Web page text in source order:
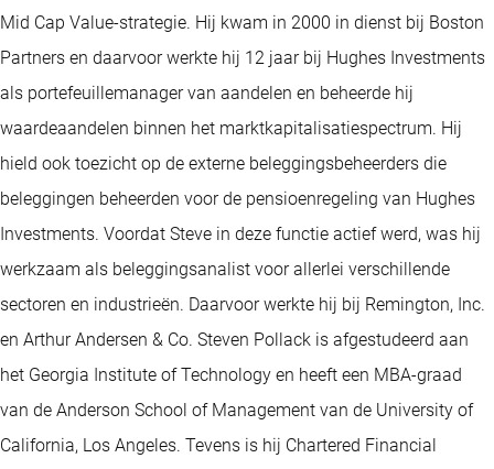
Mid Cap Value-strategie. Hij kwam in 2000 in dienst bij Boston
Partners en daarvoor werkte hij 12 jaar bij Hughes Investments
als portefeuillemanager van aandelen en beheerde hij
waardeaandelen binnen het marktkapitalisatiespectrum. Hij
hield ook toezicht op de externe beleggingsbeheerders die
beleggingen beheerden voor de pensioenregeling van Hughes
Investments. Voordat Steve in deze functie actief werd, was hij
werkzaam als beleggingsanalist voor allerlei verschillende
sectoren en industrieën. Daarvoor werkte hij bij Remington, Inc.
en Arthur Andersen & Co. Steven Pollack is afgestudeerd aan
het Georgia Institute of Technology en heeft een MBA-graad
van de Anderson School of Management van de University of
California, Los Angeles. Tevens is hij Chartered Financial